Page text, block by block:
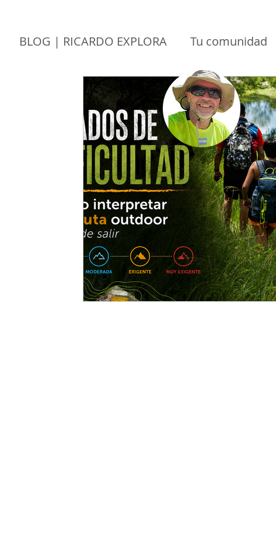
BLOG | RICARDO EXPLORA Tu comunidad
NATURALEZA CULTURA AVENTURA
ASTROTURISMO ESPELEOTURISMO